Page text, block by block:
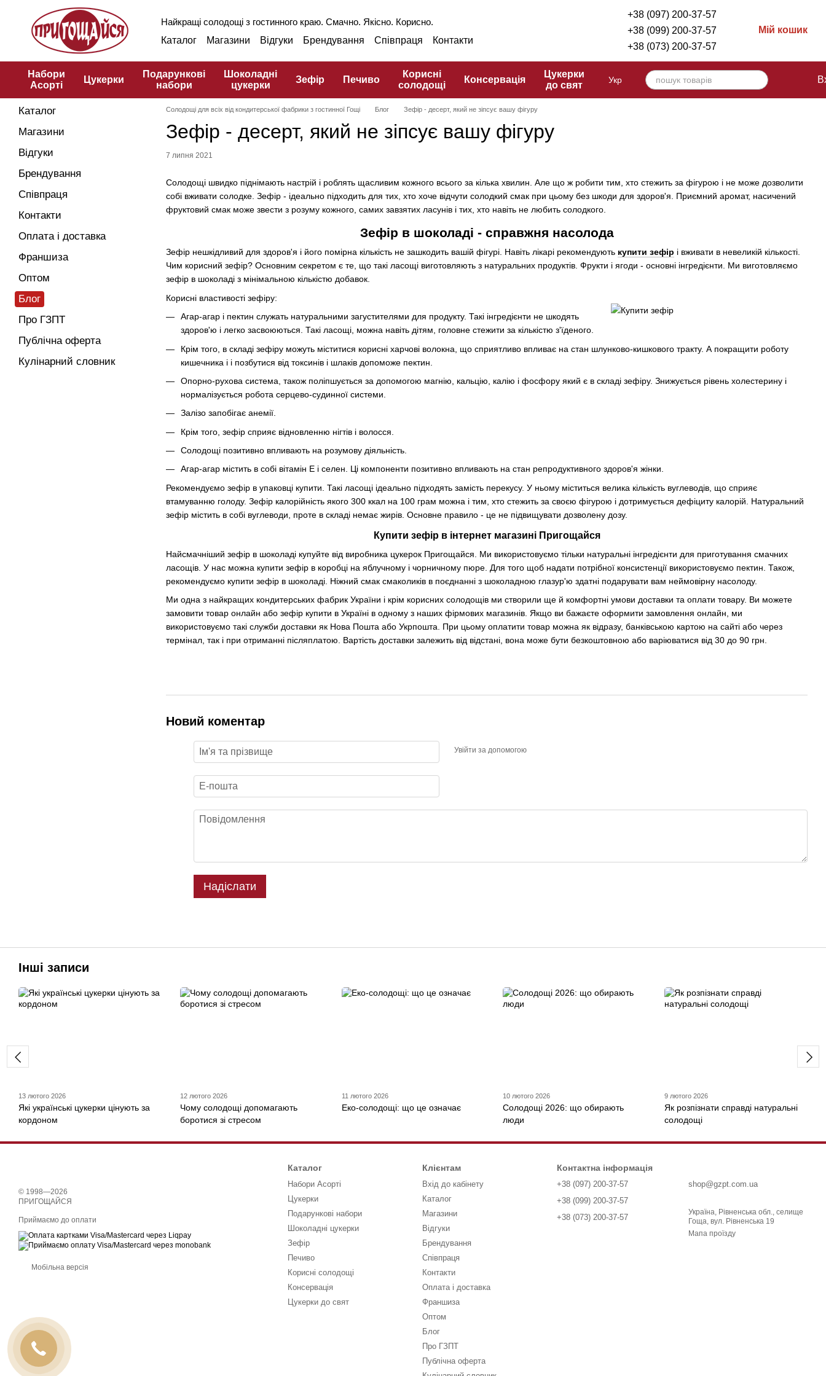
Перейти до основного контенту
Найкращі солодощі з гостинного краю. Смачно. Якісно. Корисно.
Каталог
Магазини Відгуки Брендування Співпраця
Контакти
Публічна оферта
Кулінарний словник
+38 (097) 200-37-57
+38 (099) 200-37-57
+38 (073) 200-37-57
Мій кошик
Набори
Асорті
Цукерки
Подарункові
набори
Шоколадні
цукерки
Зефір Печиво
Корисні
солодощі
Консервація
Цукерки
до свят
Укр
Солодощі для всіх від кондитерської фабрики з гостинної Гощі Блог Зефір - десерт, який не зіпсує вашу фігуру
Зефір - десерт, який не зіпсує вашу фігуру
7 липня 2021
Солодощі швидко піднімають настрій і роблять щасливим кожного всього за кілька хвилин. Але що ж робити тим, хто стежить за фігурою і не може дозволити
собі вживати солодке. Зефір - ідеально підходить для тих, хто хоче відчути солодкий смак при цьому без шкоди для здоров'я. Приємний аромат, насичений
фруктовий смак може звести з розуму кожного, самих завзятих ласунів і тих, хто навіть не любить солодкого.
Зефір в шоколаді - справжня насолода
Зефір нешкідливий для здоров'я і його помірна кількість не зашкодить вашій фігурі. Навіть лікарі рекомендують купити зефір і вживати в невеликій кількості.
Чим корисний зефір? Основним секретом є те, що такі ласощі виготовляють з натуральних продуктів. Фрукти і ягоди - основні інгредієнти. Ми виготовляємо
зефір в шоколаді з мінімальною кількістю добавок.
Корисні властивості зефіру:
Агар-агар і пектин служать натуральними загустителями для продукту. Такі інгредієнти не шкодять
здоров'ю і легко засвоюються. Такі ласощі, можна навіть дітям, головне стежити за кількістю з'їденого.
Крім того, в складі зефіру можуть міститися корисні харчові волокна, що сприятливо впливає на стан шлунково-кишкового тракту. А покращити роботу
кишечника і і позбутися від токсинів і шлаків допоможе пектин.
Опорно-рухова система, також поліпшується за допомогою магнію, кальцію, калію і фосфору який є в складі зефіру. Знижується рівень холестерину і
нормалізується робота серцево-судинної системи.
Залізо запобігає анемії.
Крім того, зефір сприяє відновленню нігтів і волосся.
Солодощі позитивно впливають на розумову діяльність.
Агар-агар містить в собі вітамін Е і селен. Ці компоненти позитивно впливають на стан репродуктивного здоров'я жінки.
Рекомендуємо зефір в упаковці купити. Такі ласощі ідеально підходять замість перекусу. У ньому міститься велика кількість вуглеводів, що сприяє
втамуванню голоду. Зефір калорійність якого 300 ккал на 100 грам можна і тим, хто стежить за своєю фігурою і дотримується дефіциту калорій. Натуральний
зефір містить в собі вуглеводи, проте в складі немає жирів. Основне правило - це не підвищувати дозволену дозу.
Купити зефір в інтернет магазині Пригощайся
Найсмачніший зефір в шоколаді купуйте від виробника цукерок Пригощайся. Ми використовуємо тільки натуральні інгредієнти для приготування смачних
ласощів. У нас можна купити зефір в коробці на яблучному і чорничному пюре. Для того щоб надати потрібної консистенції використовуємо пектин. Також,
рекомендуємо купити зефір в шоколаді. Ніжний смак смаколиків в поєднанні з шоколадною глазур'ю здатні подарувати вам неймовірну насолоду.
Ми одна з найкращих кондитерських фабрик України і крім корисних солодощів ми створили ще й комфортні умови доставки та оплати товару. Ви можете
замовити товар онлайн або зефір купити в Україні в одному з наших фірмових магазинів. Якщо ви бажаєте оформити замовлення онлайн, ми
використовуємо такі служби доставки як Нова Пошта або Укрпошта. При цьому оплатити товар можна як відразу, банківською картою на сайті або через
термінал, так і при отриманні післяплатою. Вартість доставки залежить від відстані, вона може бути безкоштовною або варіюватися від 30 до 90 грн.
Новий коментар
Увійти за допомогою
Надіслати
Каталог
Магазини
Відгуки
Брендування
Співпраця
Контакти
Оплата і доставка
Франшиза
Оптом
Блог
Про ГЗПТ
Публічна оферта
Кулінарний словник
Інші записи
13 лютого 2026
Які українські цукерки цінують за
кордоном
12 лютого 2026
Чому солодощі допомагають
боротися зі стресом
11 лютого 2026
Еко-солодощі: що це означає
10 лютого 2026
Солодощі 2026: що обирають
люди
9 лютого 2026
Як розпізнати справді натуральні
солодощі
© 1998—2026
ПРИГОЩАЙСЯ
Приймаємо до оплати
Мобільна версія
Каталог
Набори Асорті
Цукерки
Подарункові набори
Шоколадні цукерки
Зефір
Печиво
Корисні солодощі
Консервація
Цукерки до свят
Клієнтам
Вхід до кабінету
Каталог
Магазини
Відгуки
Брендування
Співпраця
Контакти
Оплата і доставка
Франшиза
Оптом
Блог
Про ГЗПТ
Публічна оферта
Контактна інформація
+38 (097) 200-37-57
+38 (099) 200-37-57
+38 (073) 200-37-57
shop@gzpt.com.ua
Україна, Рівненська обл., селище
Гоща, вул. Рівненська 19
Мапа проїзду